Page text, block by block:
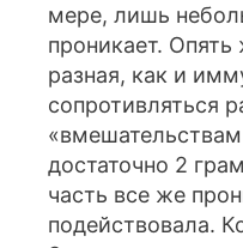
мере, лишь
проникает. Опять
разная, как и
сопротивляться
достаточно 2
часть все же
подействовала.